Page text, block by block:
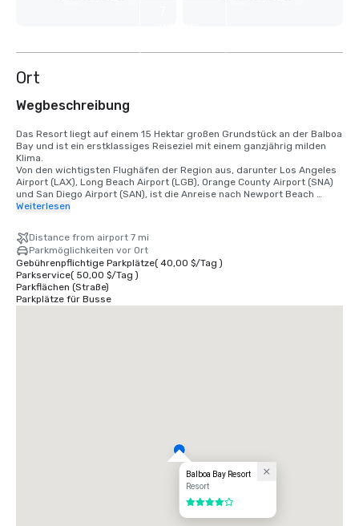
Ort
Wegbeschreibung
Das Resort liegt auf einem 15 Hektar großen Grundstück an der Balboa
Bay und ist ein erstklassiges Reiseziel mit einem ganzjährig milden
Klima.
Von den wichtigsten Flughäfen der Region aus, darunter Los Angeles
Airport (LAX), Long Beach Airport (LGB), Orange County Airport (SNA)
und San Diego Airport (SAN), ist die Anreise nach Newport Beach
bequem.
• Flughafen Orange County 7 Meilen/15 Minuten
• Flughafen Long Beach 14 Meilen/30 Minuten
• Flughafen Los Angeles 50 Meilen/60 Minuten
• Flughafen San Diego 87 Meilen/90 Minuten
• Anaheim Convention Center 16 Meilen/35 Minuten
Weiterlesen
Distance from airport 7 mi
Parkmöglichkeiten vor Ort
Gebührenpflichtige Parkplätze( 40,00 $/Tag )
Parkservice( 50,00 $/Tag )
Parkflächen (Straße)
Parkplätze für Busse
Balboa Bay Resort
Resort
4 von 5